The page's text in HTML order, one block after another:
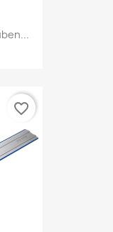
favorite_border